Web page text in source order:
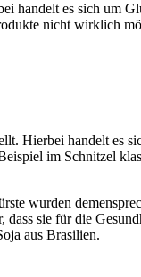
es sich um
nicht wirklich
Hierbei handelt es
im Schnitzel
wurden
sie für die
aus Brasilien.